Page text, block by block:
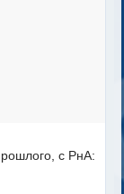
с РнА: